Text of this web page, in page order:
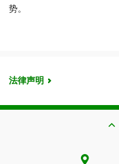
势。
法律声明